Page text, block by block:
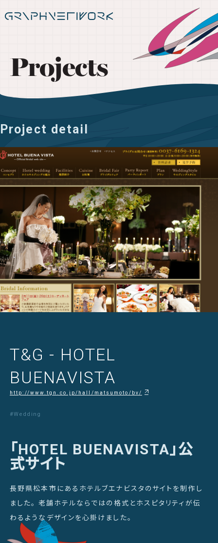
Projects
Project detail
T&G - HOTEL
BUENAVISTA
http://www.tgn.co.jp/hall/matsumoto/bv/
#Wedding
「HOTEL BUENAVISTA」公
式サイト
長野県松本市にあるホテルブエナビスタのサイトを制作し
ました。 老舗ホテルならではの格式とホスピタリティが伝
わるようなデザインを心掛けました。